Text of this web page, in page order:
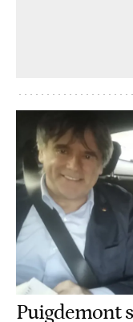
Puigdemont